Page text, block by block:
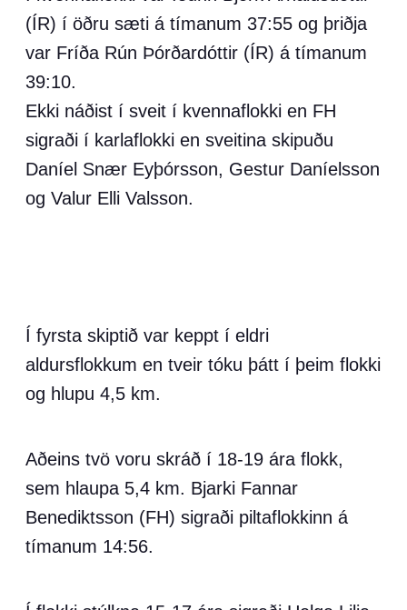
(ÍR) í öðru sæti á tímanum 37:55 og þriðja
var Fríða Rún Þórðardóttir (ÍR) á tímanum
39:10.
Ekki náðist í sveit í kvennaflokki en FH
sigraði í karlaflokki en sveitina skipuðu
Daníel Snær Eyþórsson, Gestur Daníelsson
og Valur Elli Valsson.
Í fyrsta skiptið var keppt í eldri
aldursflokkum en tveir tóku þátt í þeim flokki
og hlupu 4,5 km.
Aðeins tvö voru skráð í 18-19 ára flokk,
sem hlaupa 5,4 km. Bjarki Fannar
Benediktsson (FH) sigraði piltaflokkinn á
tímanum 14:56.